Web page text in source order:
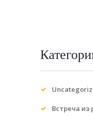
Встреча из